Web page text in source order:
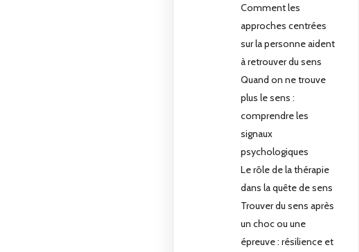
Comment les
approches centrées
sur la personne aident
à retrouver du sens
Quand on ne trouve
plus le sens :
comprendre les
signaux
psychologiques
Le rôle de la thérapie
dans la quête de sens
Trouver du sens après
un choc ou une
épreuve : résilience et